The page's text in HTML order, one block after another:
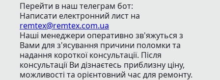
Перейти в наш телеграм бот:
Написати електронний лист на
remtex@remtex.com.ua
Наші менеджери оперативно зв'яжуться з
Вами для з'ясування причини поломки та
надання короткої консультації. Після
консультації Ви дізнаєтесь приблизну ціну,
можливості та орієнтовний час для ремонту.